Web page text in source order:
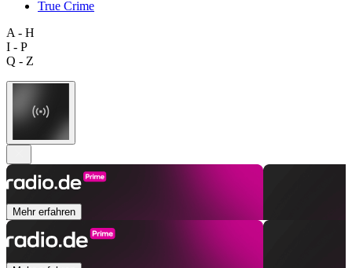
True Crime
A - H
I - P
Q - Z
Mehr erfahren